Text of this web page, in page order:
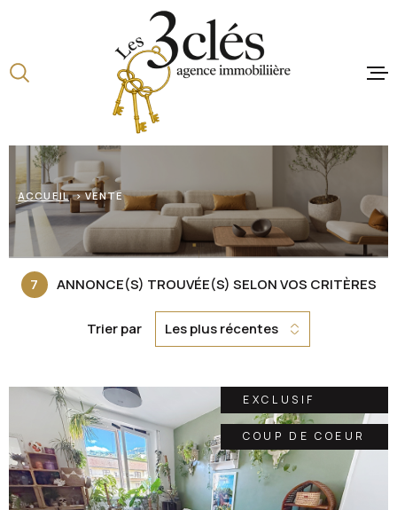
recherche
principal
VENTES
LOCATIONS
BIENS VENDUS
ALERTE EMAIL
CONTACT
ACCUEIL VENTE
7 ANNONCE(S) TROUVÉE(S) SELON VOS CRITÈRES
Trier par Les plus récentes
EXCLUSIF
COUP DE COEUR